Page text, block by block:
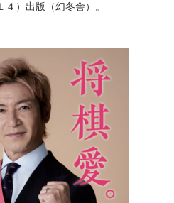
）出版（幻冬舎）。